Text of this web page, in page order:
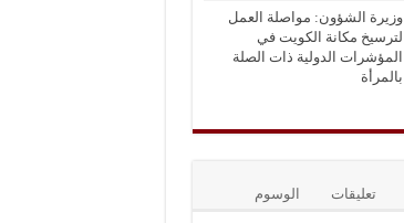
وزيرة الشؤون: مواصلة العمل
لترسيخ مكانة الكويت في
المؤشرات الدولية ذات الصلة
بالمرأة
تعليقات الوسوم